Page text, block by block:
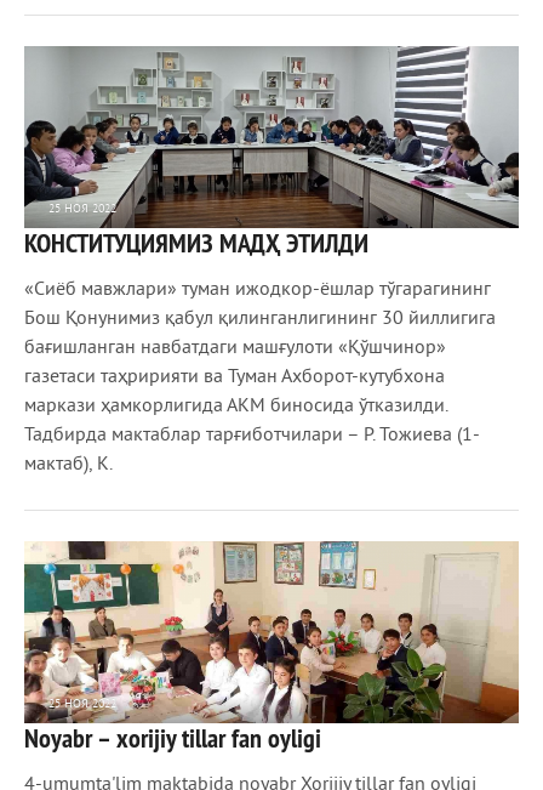
25 НОЯ 2022
764 0
КОНСТИТУЦИЯМИЗ МАДҲ ЭТИЛДИ
«Сиёб мавжлари» туман ижодкор-ёшлар тўгарагининг
Бош Қонунимиз қабул қилинганлигининг 30 йиллигига
бағишланган навбатдаги машғулоти «Қўшчинор»
газетаси таҳририяти ва Туман Ахборот-кутубхона
маркази ҳамкорлигида АКМ биносида ўтказилди.
Тадбирда мактаблар тарғиботчилари – Р. Тожиева (1-
мактаб), К.
25 НОЯ 2022
827 0
Noyabr – xorijiy tillar fan oyligi